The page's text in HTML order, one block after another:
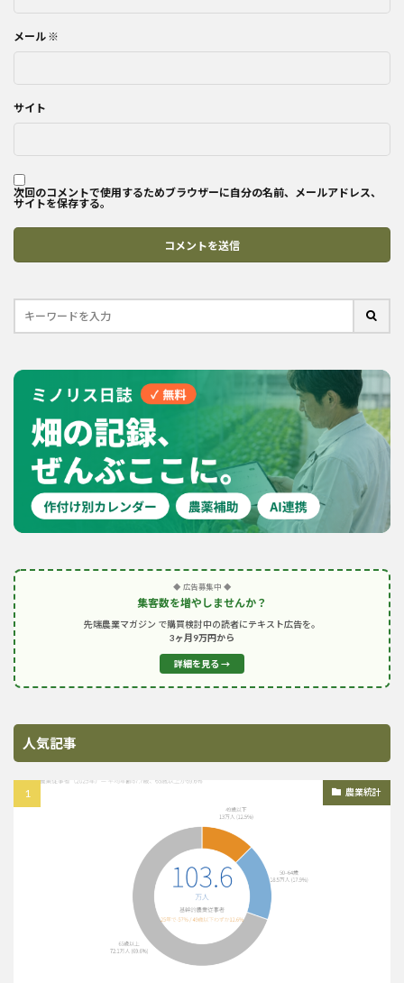
メール ※
サイト
次回のコメントで使用するためブラウザーに自分の名前、メールアドレス、
サイトを保存する。
◆ 広告募集中 ◆
集客数を増やしませんか？
先端農業マガジン で購買検討中の読者にテキスト広告を。
3ヶ月9万円から
詳細を見る →
人気記事
農業統計